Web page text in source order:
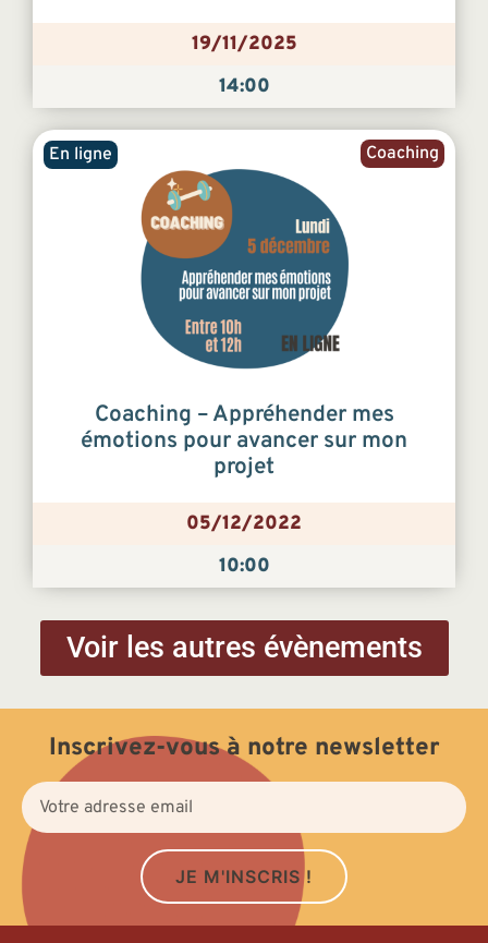
19/11/2025
14:00
Coaching
En ligne
Coaching – Appréhender mes
émotions pour avancer sur mon
projet
05/12/2022
10:00
Voir les autres évènements
Inscrivez-vous à notre newsletter
JE M'INSCRIS !